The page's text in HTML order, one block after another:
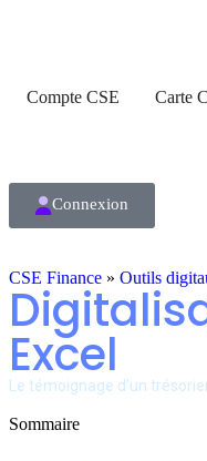
Compte CSE Carte
Connexion
CSE Finance » Outils
Excel
Le témoignage d’un
Sommaire